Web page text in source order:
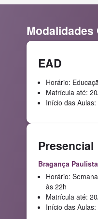
Modalidades
EAD
Horário:
Matrícula até:
Início das
Presencial
Bragança Paulista
Horário:
às 22h
Matrícula até:
Início das